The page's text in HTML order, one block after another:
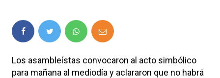
Los asambleístas convocaron al acto simbólico
para mañana al mediodía y aclararon que no habrá